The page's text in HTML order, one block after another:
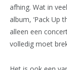
afhing. Wat in
album, ‘Pack Up
alleen een
volledig moet